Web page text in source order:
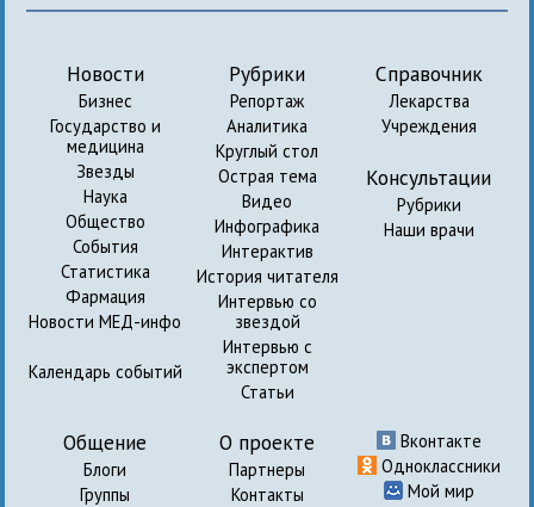
Новости
Бизнес
Государство и
медицина
Звезды
Наука
Общество
События
Статистика
Фармация
Новости МЕД-инфо
Календарь событий
Рубрики
Репортаж
Аналитика
Круглый стол
Острая тема
Видео
Инфографика
Интерактив
История читателя
Интервью со
звездой
Интервью с
экспертом
Статьи
Справочник
Лекарства
Учреждения
Консультации
Рубрики
Наши врачи
Общение
Блоги
Группы
О проекте
Партнеры
Контакты
Вконтакте
Одноклассники
Мой мир